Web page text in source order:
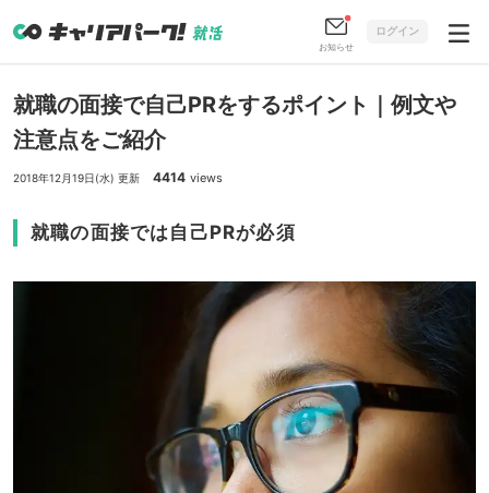
お知らせ
ログイン
就職の面接で自己PRをするポイント｜例文や
注意点をご紹介
2018年12月19日(水) 更新 4414 views
就職の面接では自己PRが必須